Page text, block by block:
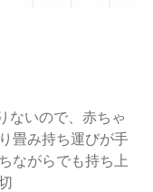
ないので、赤ちゃ
畳み持ち運びが手
ながらでも持ち上